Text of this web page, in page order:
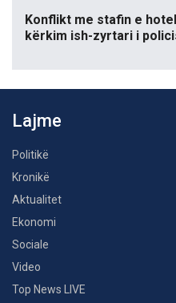
Konflikt me stafin e
kërkim ish-zyrtari i
Lajme
Politikë
Kronikë
Aktualitet
Ekonomi
Sociale
Video
Top News LIVE